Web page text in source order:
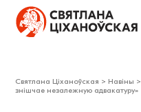
Святлана Ціханоўская > Навіны >
знішчае незалежную адвакатуру»